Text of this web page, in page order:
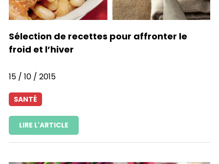
Sélection de recettes pour affronter le
froid et l’hiver
15 / 10 / 2015
SANTÉ
LIRE L'ARTICLE